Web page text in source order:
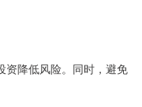
资降低风险。同时，避免